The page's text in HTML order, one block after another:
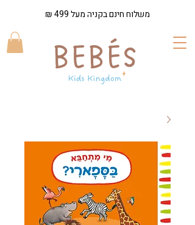
משלוח חינם בקניה מעל 499 ₪